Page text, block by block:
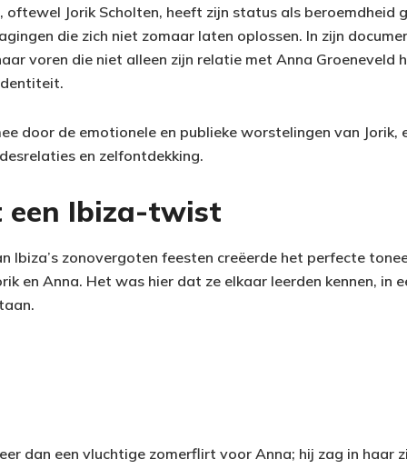
oftewel Jorik Scholten, heeft zijn status als beroemdheid
die zich niet zomaar laten oplossen. In zijn
voren die niet alleen zijn relatie met Anna Groeneveld
door de emotionele en publieke worstelingen van Jorik,
en zelfontdekking.
een Ibiza-twist
Ibiza’s zonovergoten feesten creëerde het perfecte
en Anna. Het was hier dat ze elkaar leerden kennen, in
dan een vluchtige zomerflirt voor Anna; hij zag in haar